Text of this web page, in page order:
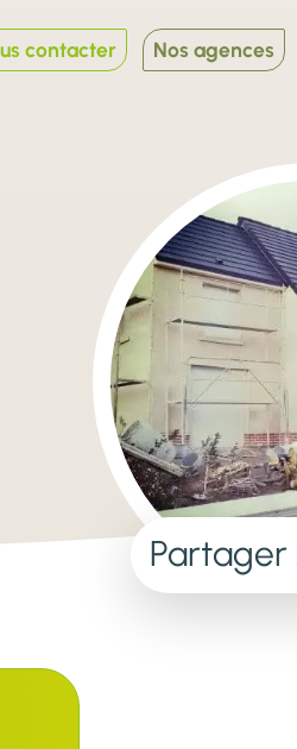
contacter Nos agences
Partager